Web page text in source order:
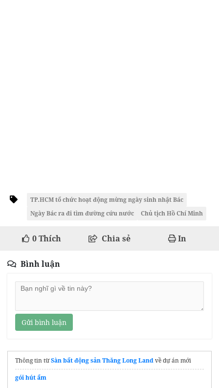
TP.HCM tổ chức hoạt động mừng ngày sinh nhật Bác
Ngày Bác ra đi tìm đường cứu nước
Chủ tịch Hồ Chí Minh
0Thích Chia sẻ In
Bình luận
Gửi bình luận
Thông tin từSàn bất động sản Thăng Long Landvề dự án mới
gói hút ẩm